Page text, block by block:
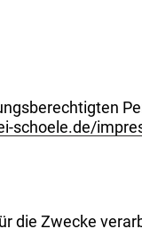
schoele.de/
die Zwecke